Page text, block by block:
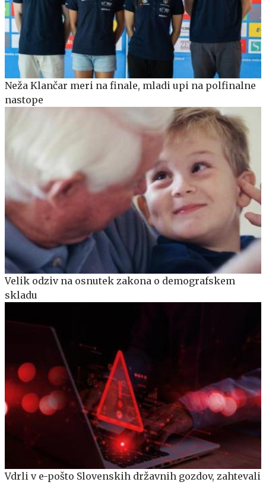
Neža Klančar meri na finale, mladi upi na polfinalne
nastope
Velik odziv na osnutek zakona o demografskem
skladu
Vdrli v e-pošto Slovenskih državnih gozdov, zahtevali